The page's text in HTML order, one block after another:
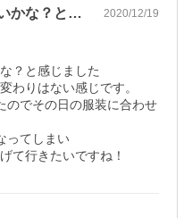
画像で見るより若干色が薄いかな？と感じ… 2020/12/19
？と感じました
わりはない感じです。
のでその日の服装に合わせ
ってしまい
て行きたいですね！